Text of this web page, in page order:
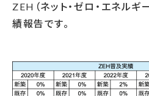
ZEH（ネット・ゼロ・エネルギ
績報告です。